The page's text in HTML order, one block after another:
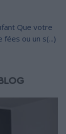
Que votre
ou un s(...)